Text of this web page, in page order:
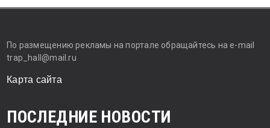
По размещению рекламы на портале обращайтесь на e-mail
trap_hall@mail.ru
Карта сайта
ПОСЛЕДНИЕ НОВОСТИ